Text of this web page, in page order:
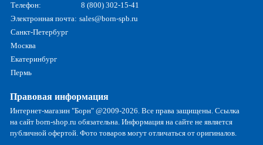
Телефон:
8 (800) 302-15-41
Электронная почта: sales@born-spb.ru
Санкт-Петербург
Москва
Екатеринбург
Пермь
Правовая информация
Интернет-магазин "Борн" @2009-2026. Все права защищены. Ссылка
на сайт born-shop.ru обязательна. Информация на сайте не является
публичной офертой. Фото товаров могут отличаться от оригиналов.